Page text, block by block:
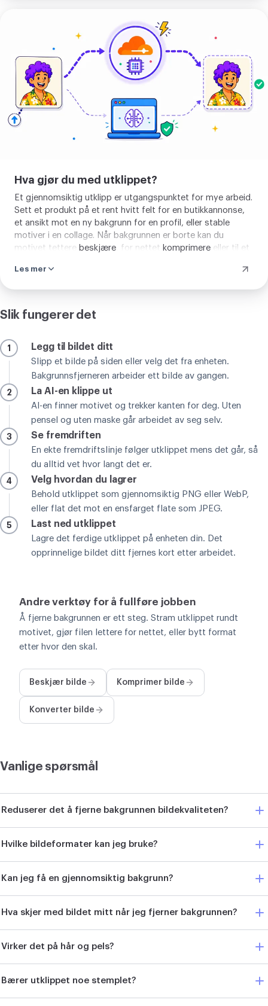
Hva gjør du med utklippet?
Et gjennomsiktig utklipp er utgangspunktet for mye arbeid.
Sett et produkt på et rent hvitt felt for en butikkannonse,
et ansikt mot en ny bakgrunn for en profil, eller stable
motiver i en collage. Når bakgrunnen er borte kan du
motivet tettere beskjære , for nettet komprimere eller til et
Les mer
Slik fungerer det
1 Legg til bildet ditt
Slipp et bilde på siden eller velg det fra enheten.
Bakgrunnsfjerneren arbeider ett bilde av gangen.
2 La AI-en klippe ut
AI-en finner motivet og trekker kanten for deg. Uten
pensel og uten maske går arbeidet av seg selv.
3 Se fremdriften
En ekte fremdriftslinje følger utklippet mens det går, så
du alltid vet hvor langt det er.
4 Velg hvordan du lagrer
Behold utklippet som gjennomsiktig PNG eller WebP,
eller flat det mot en ensfarget flate som JPEG.
5 Last ned utklippet
Lagre det ferdige utklippet på enheten din. Det
opprinnelige bildet ditt fjernes kort etter arbeidet.
Andre verktøy for å fullføre jobben
Å fjerne bakgrunnen er ett steg. Stram utklippet rundt
motivet, gjør filen lettere for nettet, eller bytt format
etter hvor den skal.
Beskjær bilde Komprimer bilde
Konverter bilde
Vanlige spørsmål
Reduserer det å fjerne bakgrunnen bildekvaliteten?
Hvilke bildeformater kan jeg bruke?
Kan jeg få en gjennomsiktig bakgrunn?
Hva skjer med bildet mitt når jeg fjerner bakgrunnen?
Virker det på hår og pels?
Bærer utklippet noe stemplet?